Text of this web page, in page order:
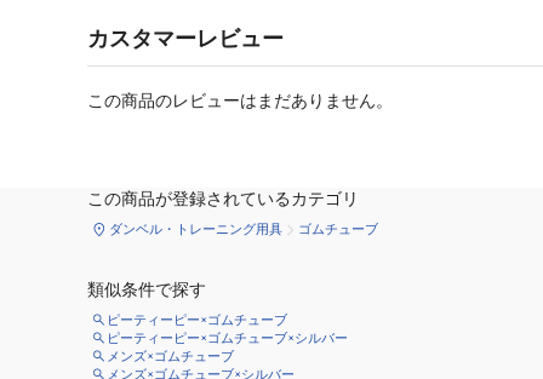
カスタマーレビュー
この商品のレビューはまだありません。
この商品が登録されているカテゴリ
ダンベル・トレーニング用具 ゴムチューブ
類似条件で探す
ピーティーピー×ゴムチューブ
ピーティーピー×ゴムチューブ×シルバー
メンズ×ゴムチューブ
メンズ×ゴムチューブ×シルバー